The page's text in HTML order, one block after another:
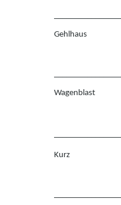
Gehlhaus
Wagenblast
Kurz